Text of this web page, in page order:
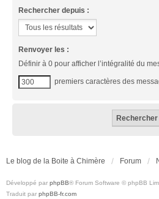
Rechercher depuis :
Renvoyer les :
Définir à 0 pour afficher l’intégralité du
premiers caractères des
Le blog de la Boite à Chimère Forum
Développé par phpBB® Forum Software © phpBB
Traduit par phpBB-fr.com